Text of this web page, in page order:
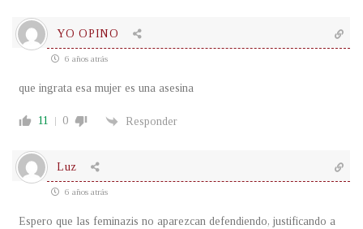
YO OPINO
6 años atrás
que ingrata esa mujer es una asesina
11 0 Responder
Luz
6 años atrás
Espero que las feminazis no aparezcan defendiendo, justificando a